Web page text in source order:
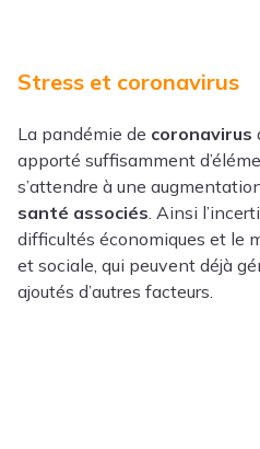
Stress et coronavirus
La pandémie de coronavirus
apporté suffisamment
s’attendre à une
santé associés . Ainsi
difficultés économiques et le
et sociale, qui peuvent déjà
ajoutés d’autres facteurs.